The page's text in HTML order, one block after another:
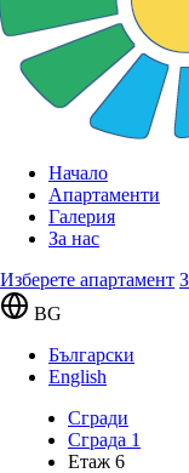
Начало
Апартаменти
Галерия
За нас
Изберете апартамент
BG
Български
English
Сгради
Сграда 1
Етаж 6